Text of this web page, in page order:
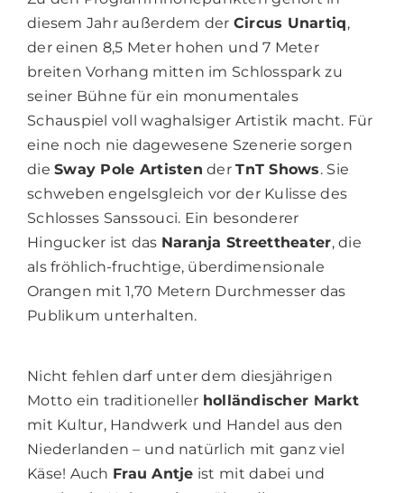
diesem Jahr außerdem der Circus Unartiq,
der einen 8,5 Meter hohen und 7 Meter
breiten Vorhang mitten im Schlosspark zu
seiner Bühne für ein monumentales
Schauspiel voll waghalsiger Artistik macht. Für
eine noch nie dagewesene Szenerie sorgen
dieSway Pole Artisten derTnT Shows. Sie
schweben engelsgleich vor der Kulisse des
Schlosses Sanssouci. Ein besonderer
Hingucker ist das Naranja Streettheater, die
als fröhlich-fruchtige, überdimensionale
Orangen mit 1,70 Metern Durchmesser das
Publikum unterhalten.
Nicht fehlen darf unter dem diesjährigen
Motto ein traditioneller holländischer Markt
mit Kultur, Handwerk und Handel aus den
Niederlanden – und natürlich mit ganz viel
Käse! Auch Frau Antje ist mit dabei und